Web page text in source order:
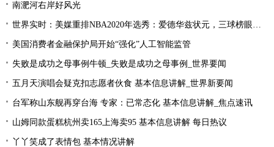
南淝河右岸好风光
世界实时：美媒重排NBA2020年选秀：爱德华兹状元，三球榜眼，哈里伯顿探花
美国消费者金融保护局开始“强化”人工智能监管
失败是成功之母事例牛顿_失败是成功之母事例_世界要闻
五月天演唱会疑克扣志愿者伙食 基本信息讲解_世界新要闻
台军称山东舰再穿台海 专家：已常态化 基本信息讲解_焦点速讯
山姆同款蛋糕杭州卖165上海卖95 基本信息讲解 每日热议
丫丫笑成了表情包 基本情况讲解